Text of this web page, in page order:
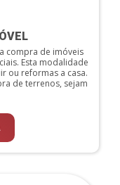
compra de imóveis
Esta modalidade
ou reformas a casa.
de terrenos, sejam